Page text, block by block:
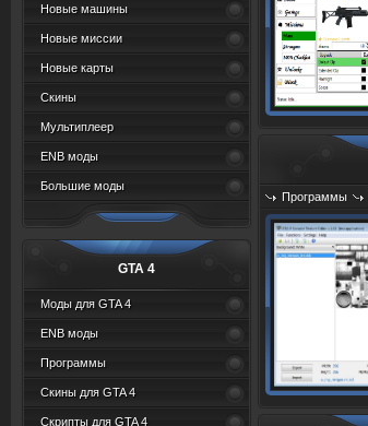
Новые машины
Новые миссии
Новые карты
Скины
Мультиплеер
ENB моды
Большие моды
GTA 4
Моды для GTA 4
ENB моды
Программы
Скины для GTA 4
Скрипты для GTA 4
Программы